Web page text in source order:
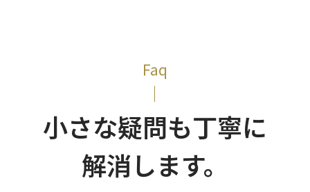
Faq
小さな疑問も丁寧に
解消します。